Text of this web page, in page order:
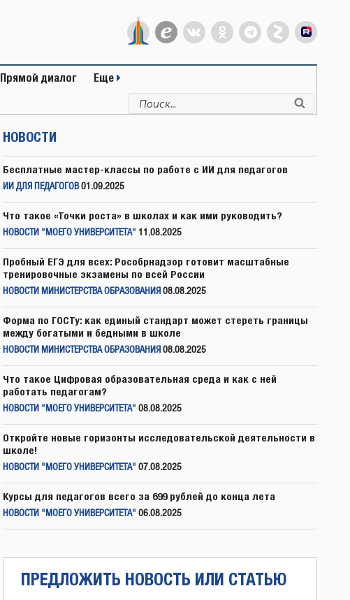
Прямой диалог Еще
Искать:
НОВОСТИ
Бесплатные мастер-классы по работе с ИИ для педагогов
ИИ ДЛЯ ПЕДАГОГОВ 01.09.2025
Что такое «Точки роста» в школах и как ими руководить?
НОВОСТИ "МОЕГО УНИВЕРСИТЕТА" 11.08.2025
Пробный ЕГЭ для всех: Рособрнадзор готовит масштабные
тренировочные экзамены по всей России
НОВОСТИ МИНИСТЕРСТВА ОБРАЗОВАНИЯ 08.08.2025
Форма по ГОСТу: как единый стандарт может стереть границы
между богатыми и бедными в школе
НОВОСТИ МИНИСТЕРСТВА ОБРАЗОВАНИЯ 08.08.2025
Что такое Цифровая образовательная среда и как с ней
работать педагогам?
НОВОСТИ "МОЕГО УНИВЕРСИТЕТА" 08.08.2025
Откройте новые горизонты исследовательской деятельности в
школе!
НОВОСТИ "МОЕГО УНИВЕРСИТЕТА" 07.08.2025
Курсы для педагогов всего за 699 рублей до конца лета
НОВОСТИ "МОЕГО УНИВЕРСИТЕТА" 06.08.2025
ПРЕДЛОЖИТЬ НОВОСТЬ ИЛИ СТАТЬЮ